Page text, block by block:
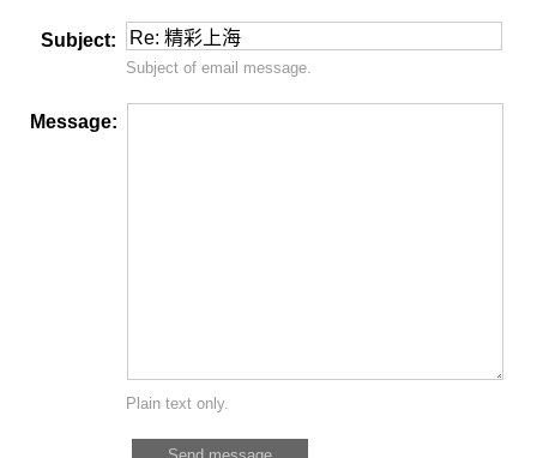
Subject:
Subject of email message.
Message:
Plain text only.